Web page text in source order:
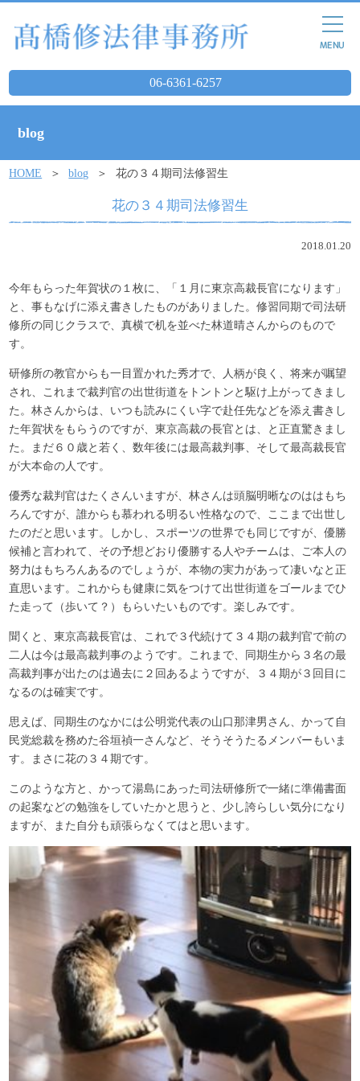
06-6361-6257
blog
HOME blog 花の３４期司法修習生
花の３４期司法修習生
2018.01.20
今年もらった年賀状の１枚に、「１月に東京高裁長官になります」
と、事もなげに添え書きしたものがありました。修習同期で司法研
修所の同じクラスで、真横で机を並べた林道晴さんからのもので
す。
研修所の教官からも一目置かれた秀才で、人柄が良く、将来が嘱望
され、これまで裁判官の出世街道をトントンと駆け上がってきまし
た。林さんからは、いつも読みにくい字で赴任先などを添え書きし
た年賀状をもらうのですが、東京高裁の長官とは、と正直驚きまし
た。まだ６０歳と若く、数年後には最高裁判事、そして最高裁長官
が大本命の人です。
優秀な裁判官はたくさんいますが、林さんは頭脳明晰なのははもち
ろんですが、誰からも慕われる明るい性格なので、ここまで出世し
たのだと思います。しかし、スポーツの世界でも同じですが、優勝
候補と言われて、その予想どおり優勝する人やチームは、ご本人の
努力はもちろんあるのでしょうが、本物の実力があって凄いなと正
直思います。これからも健康に気をつけて出世街道をゴールまでひ
た走って（歩いて？）もらいたいものです。楽しみです。
聞くと、東京高裁長官は、これで３代続けて３４期の裁判官で前の
二人は今は最高裁判事のようです。これまで、同期生から３名の最
高裁判事が出たのは過去に２回あるようですが、３４期が３回目に
なるのは確実です。
思えば、同期生のなかには公明党代表の山口那津男さん、かって自
民党総裁を務めた谷垣禎一さんなど、そうそうたるメンバーもいま
す。まさに花の３４期です。
このような方と、かって湯島にあった司法研修所で一緒に準備書面
の起案などの勉強をしていたかと思うと、少し誇らしい気分になり
ますが、また自分も頑張らなくてはと思います。